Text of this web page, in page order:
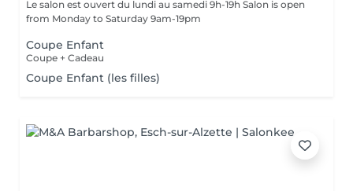
Le salon est ouvert du lundi au samedi 9h-19h Salon is open
from Monday to Saturday 9am-19pm
Coupe Enfant
Coupe + Cadeau
Coupe Enfant (les filles)